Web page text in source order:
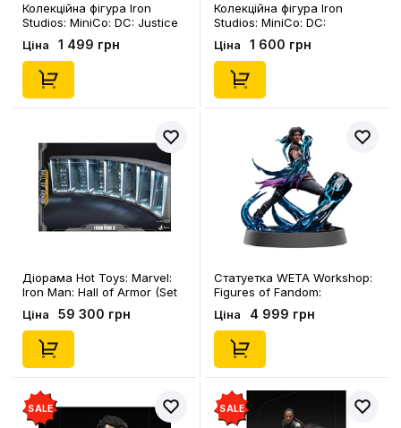
Колекційна фігура Iron
Studios: MiniCo: DC: Justice
League: Aquaman, (976911)
Ціна 1 499 грн
Колекційна фігура Iron
Studios: MiniCo: DC:
Aquaman: Aquaman,
(876911)
Ціна 1 600 грн
Діорама Hot Toys: Marvel:
Iron Man: Hall of Armor (Set
of 7), (84952)
Ціна 59 300 грн
Статуетка WETA Workshop:
Figures of Fandom:
Borderlands 3: Amara,
(73011)
Ціна 4 999 грн
SALE SALE